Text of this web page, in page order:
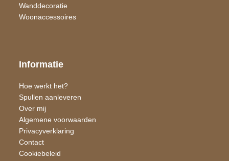
Wand​decoratie
Woon​accessoires
Informatie
Hoe werkt het?
Spullen aanleveren
Over mij
Algemene voorwaarden
Privacyverklaring
Contact
Cookiebeleid